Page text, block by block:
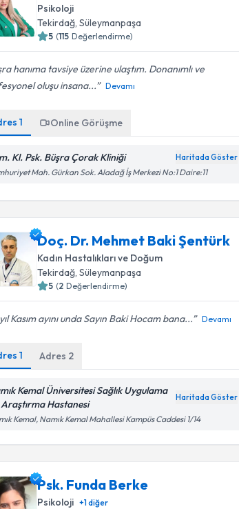
Psikoloji
Tekirdağ, Süleymanpaşa
5 (115 Değerlendirme)
hanıma tavsiye üzerine ulaştım. Donanımlı ve
oluşu insana...
Devamı
1 Online Görüşme
Kl. Psk. Büşra Çorak Kliniği Haritada Göster
Mah. Gürkan Sok. Aladağ İş Merkezi No:1 Daire:11
Doç. Dr. Mehmet Baki Şentürk
Kadın Hastalıkları ve Doğum
Tekirdağ , Süleymanpaşa
5 (2 Değerlendirme)
Kasım ayını unda Sayın Baki Hocam bana... Devamı
1 Adres 2
Kemal Üniversitesi Sağlık Uygulama
Araştırma Hastanesi
Haritada Göster
Kemal, Namık Kemal Mahallesi Kampüs Caddesi 1/14
Psk. Funda Berke
Psikoloji +1diğer